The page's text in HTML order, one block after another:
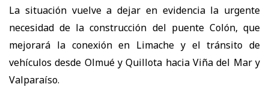
La situación vuelve a dejar en evidencia la urgente
necesidad de la construcción del puente Colón, que
mejorará la conexión en Limache y el tránsito de
vehículos desde Olmué y Quillota hacia Viña del Mar y
Valparaíso.